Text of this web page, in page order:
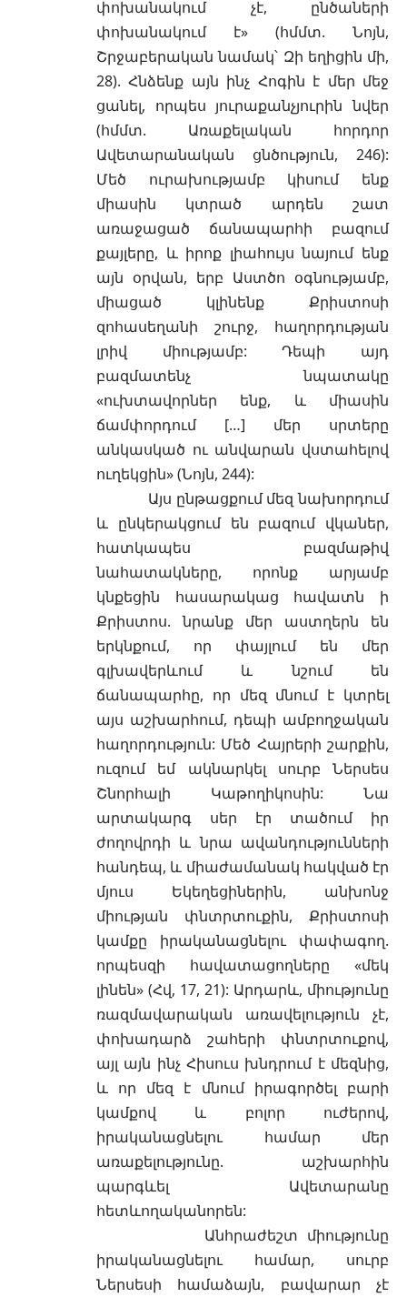
փոխանակում չէ, ընծաների
փոխանակում է» (հմմտ. Նոյն,
Շրջաբերական նամակ՝ Զի եղիցին մի,
28). Հնձենք այն ինչ Հոգին է մեր մեջ
ցանել, որպես յուրաքանչյուրին նվեր
(հմմտ. Առաքելական հորդոր
Ավետարանական ցնծություն, 246):
Մեծ ուրախությամբ կիսում ենք
միասին կտրած արդեն շատ
առաջացած ճանապարհի բազում
քայլերը, և իրոք լիահույս նայում ենք
այն օրվան, երբ Աստծո օգնությամբ,
միացած կլինենք Քրիստոսի
զոհասեղանի շուրջ, հաղորդության
լրիվ միությամբ: Դեպի այդ
բազմատենչ նպատակը
«ուխտավորներ ենք, և միասին
ճամփորդում […] մեր սրտերը
անկասկած ու անվարան վստահելով
ուղեկցին» (Նոյն, 244):
Այս ընթացքում մեզ նախորդում
և ընկերակցում են բազում վկաներ,
հատկապես բազմաթիվ
նահատակները, որոնք արյամբ
կնքեցին հասարակաց հավատն ի
Քրիստոս. նրանք մեր աստղերն են
երկնքում, որ փայլում են մեր
գլխավերևում և նշում են
ճանապարհը, որ մեզ մնում է կտրել
այս աշխարհում, դեպի ամբողջական
հաղորդություն: Մեծ Հայրերի շարքին,
ուզում եմ ակնարկել սուրբ Ներսես
Շնորհալի Կաթողիկոսին: Նա
արտակարգ սեր էր տածում իր
ժողովրդի և նրա ավանդությունների
հանդեպ, և միաժամանակ հակված էր
մյուս Եկեղեցիներին, անխոնջ
միության փնտրտուքին, Քրիստոսի
կամքը իրականացնելու փափագող.
որպեսզի հավատացողները «մեկ
լինեն» (Հվ, 17, 21): Արդարև, միությունը
ռազմավարական առավելություն չէ,
փոխադարձ շահերի փնտրտուքով,
այլ այն ինչ Հիսուս խնդրում է մեզնից,
և որ մեզ է մնում իրագործել բարի
կամքով և բոլոր ուժերով,
իրականացնելու համար մեր
առաքելությունը. աշխարհին
պարգևել Ավետարանը
հետևողականորեն:
Անհրաժեշտ միությունը
իրականացնելու համար, սուրբ
Ներսեսի համաձայն, բավարար չէ